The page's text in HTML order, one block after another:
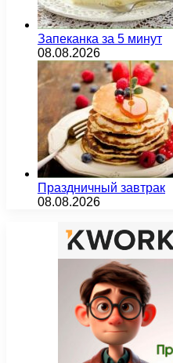
Запеканка за 5 минут
08.08.2026
Праздничный завтрак
08.08.2026